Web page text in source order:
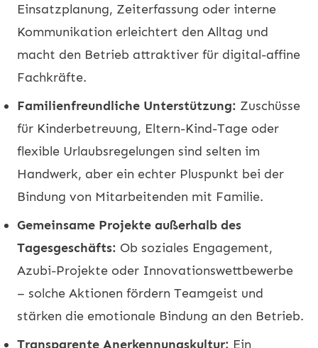
Einsatzplanung, Zeiterfassung oder interne
Kommunikation erleichtert den Alltag und
macht den Betrieb attraktiver für digital-affine
Fachkräfte.
Familienfreundliche Unterstützung: Zuschüsse
für Kinderbetreuung, Eltern-Kind-Tage oder
flexible Urlaubsregelungen sind selten im
Handwerk, aber ein echter Pluspunkt bei der
Bindung von Mitarbeitenden mit Familie.
Gemeinsame Projekte außerhalb des
Tagesgeschäfts: Ob soziales Engagement,
Azubi-Projekte oder Innovationswettbewerbe
– solche Aktionen fördern Teamgeist und
stärken die emotionale Bindung an den Betrieb.
Transparente Anerkennungskultur: Ein